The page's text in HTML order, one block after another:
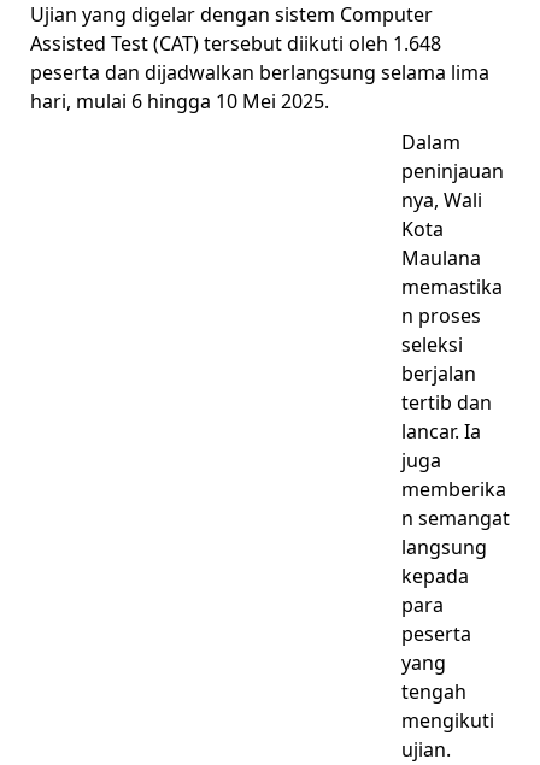
Ujian yang digelar dengan sistem Computer
Assisted Test (CAT) tersebut diikuti oleh 1.648
peserta dan dijadwalkan berlangsung selama lima
hari, mulai 6 hingga 10 Mei 2025.
Dalam
peninjauan
nya, Wali
Kota
Maulana
memastika
n proses
seleksi
berjalan
tertib dan
lancar. Ia
juga
memberika
n semangat
langsung
kepada
para
peserta
yang
tengah
mengikuti
ujian.